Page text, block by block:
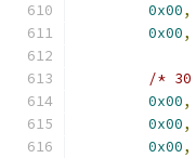
0x00,
0x00,
/*
0x00,
0x00,
0x00,